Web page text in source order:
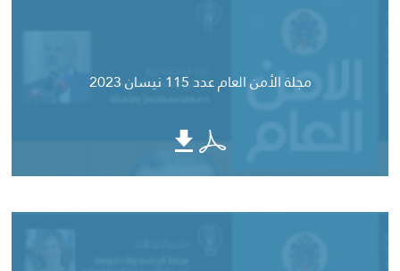
مجلة الأمن العام عدد 115 نيسان 2023